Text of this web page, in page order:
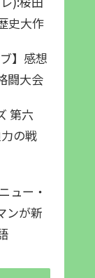
史大作
】感想
闘大会
第六
の戦
ュー・
ンが新